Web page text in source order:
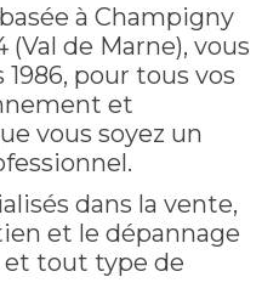
à Champigny
(Val de Marne), vous
pour tous vos
et
vous soyez un
dans la vente,
et le dépannage
et tout type de